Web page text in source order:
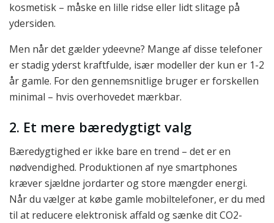
kosmetisk – måske en lille ridse eller lidt slitage på
ydersiden.
Men når det gælder ydeevne? Mange af disse telefoner
er stadig yderst kraftfulde, især modeller der kun er 1-2
år gamle. For den gennemsnitlige bruger er forskellen
minimal – hvis overhovedet mærkbar.
2. Et mere bæredygtigt valg
Bæredygtighed er ikke bare en trend – det er en
nødvendighed. Produktionen af nye smartphones
kræver sjældne jordarter og store mængder energi.
Når du vælger at købe gamle mobiltelefoner, er du med
til at reducere elektronisk affald og sænke dit CO2-